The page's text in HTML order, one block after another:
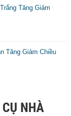
Tăng Giảm
Tăng Giảm Chiều
NHÀ